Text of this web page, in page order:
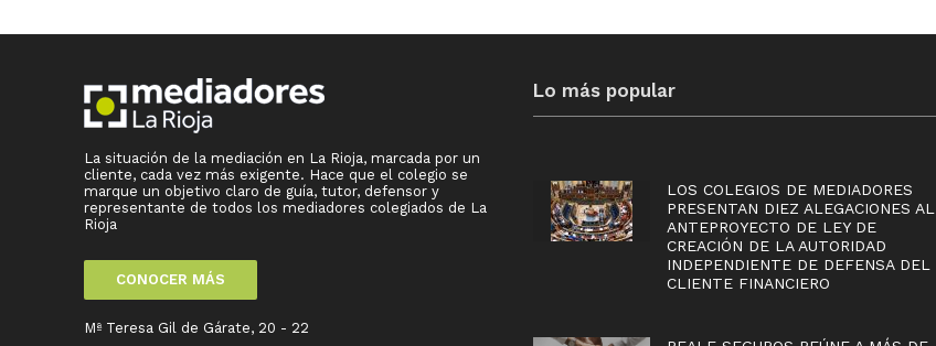
La situación de la mediación en La Rioja, marcada por un
cliente, cada vez más exigente. Hace que el colegio se
marque un objetivo claro de guía, tutor, defensor y
representante de todos los mediadores colegiados de La
Rioja
CONOCER MÁS
Mª Teresa Gil de Gárate, 20 - 22
Lo más popular
LOS COLEGIOS DE MEDIADORES
PRESENTAN DIEZ ALEGACIONES AL
ANTEPROYECTO DE LEY DE
CREACIÓN DE LA AUTORIDAD
INDEPENDIENTE DE DEFENSA DEL
CLIENTE FINANCIERO